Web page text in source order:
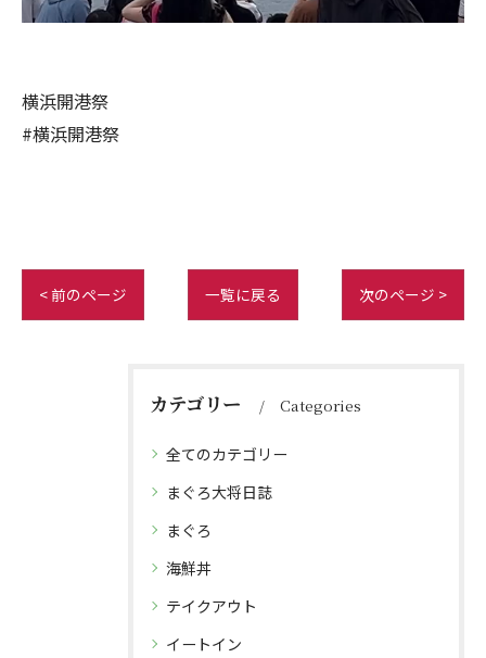
横浜開港祭
#横浜開港祭
< 前のページ 一覧に戻る 次のページ >
カテゴリー Categories
全てのカテゴリー
まぐろ大将日誌
まぐろ
海鮮丼
テイクアウト
イートイン